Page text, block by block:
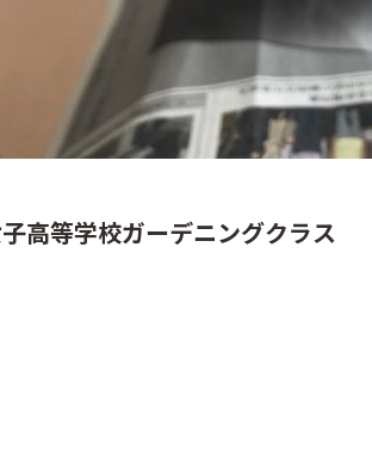
高等学校ガーデニングクラス